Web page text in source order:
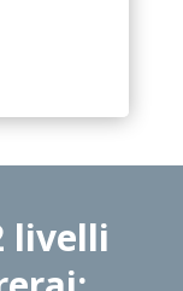
livelli